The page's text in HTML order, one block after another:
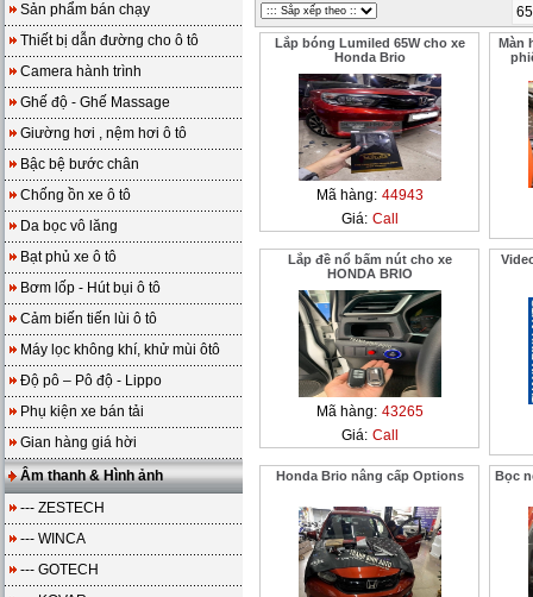
Sản phẩm bán chạy
Thiết bị dẫn đường cho ô tô
Camera hành trình
Ghế độ - Ghế Massage
Giường hơi , nệm hơi ô tô
Bậc bệ bước chân
Chống ồn xe ô tô
Da bọc vô lăng
Bạt phủ xe ô tô
Bơm lốp - Hút bụi ô tô
Cảm biến tiến lùi ô tô
Máy lọc không khí, khử mùi ôtô
Độ pô – Pô độ - Lippo
Phụ kiện xe bán tải
Gian hàng giá hời
Âm thanh & Hình ảnh
--- ZESTECH
--- WINCA
--- GOTECH
Lắp bóng Lumiled 65W cho xe
Honda Brio
Mã hàng: 44943
Giá: Call
Màn
Lắp đề nổ bấm nút cho xe
HONDA BRIO
Mã hàng: 43265
Giá: Call
Honda Brio nâng cấp Options Bọc